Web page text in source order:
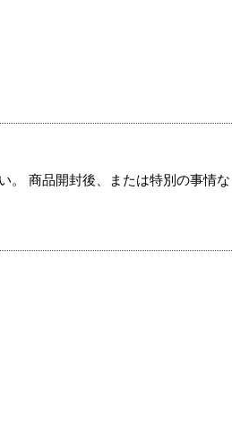
。 商品開封後、または特別の事情